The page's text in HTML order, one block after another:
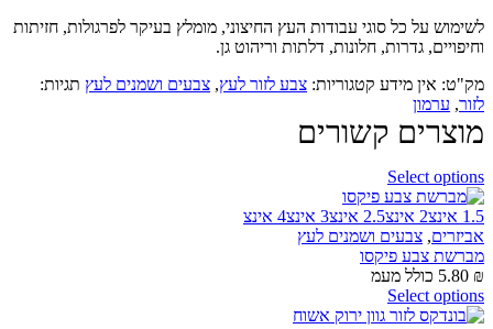
לשימוש על כל סוגי עבודות העץ החיצוני, מומלץ בעיקר לפרגולות, חזיתות
וחיפויים, גדרות, חלונות, דלתות וריהוט גן.
מק"ט: אין מידע קטגוריות: צבע לזור לעץ, צבעים ושמנים לעץ תגיות:
לזור, ערמון
מוצרים קשורים
Select options
1.5 אינצ 2 אינצ 2.5 אינצ 3 אינצ
4 אינצ
אביזרים, צבעים ושמנים לעץ
מברשת צבע פיקסו
5.80 ₪
כולל מעמ
Select options